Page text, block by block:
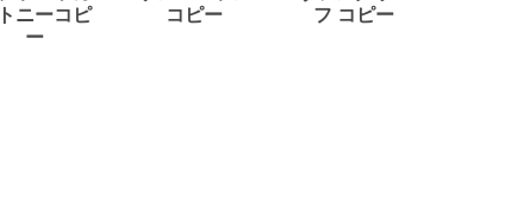
ニーコピ
ー
コピー
フ コピー